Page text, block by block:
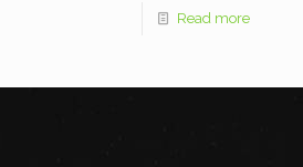
Read more